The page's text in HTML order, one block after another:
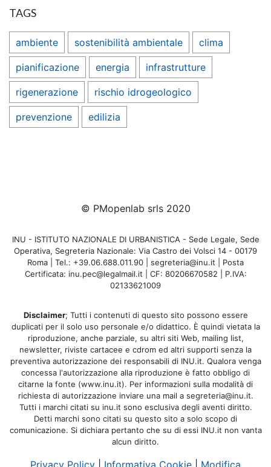
TAGS
ambiente sostenibilità ambientale clima
pianificazione energia infrastrutture
rigenerazione rischio idrogeologico
prevenzione edilizia
© PMopenlab srls 2020
INU - ISTITUTO NAZIONALE DI URBANISTICA - Sede Legale, Sede
Operativa, Segreteria Nazionale: Via Castro dei Volsci 14 - 00179
Roma | Tel.: +39.06.688.011.90 | segreteria@inu.it | Posta
Certificata: inu.pec@legalmail.it | CF: 80206670582 | P.IVA:
02133621009
Disclaimer; Tutti i contenuti di questo sito possono essere
duplicati per il solo uso personale e/o didattico. È quindi vietata la
riproduzione, anche parziale, su altri siti Web, mailing list,
newsletter, riviste cartacee e cdrom ed altri supporti senza la
preventiva autorizzazione dei responsabili di INU.it. Qualora venga
concessa l'autorizzazione alla riproduzione è fatto obbligo di
citarne la fonte (www.inu.it). Per informazioni sulla modalità di
richiesta di autorizzazione inviare una mail a segreteria@inu.it.
Tutti i marchi citati su inu.it sono esclusiva degli aventi diritto.
Detti marchi sono citati su questo sito a solo scopo di
comunicazione. Si dichiara pertanto che su di essi INU.it non vanta
alcun diritto.